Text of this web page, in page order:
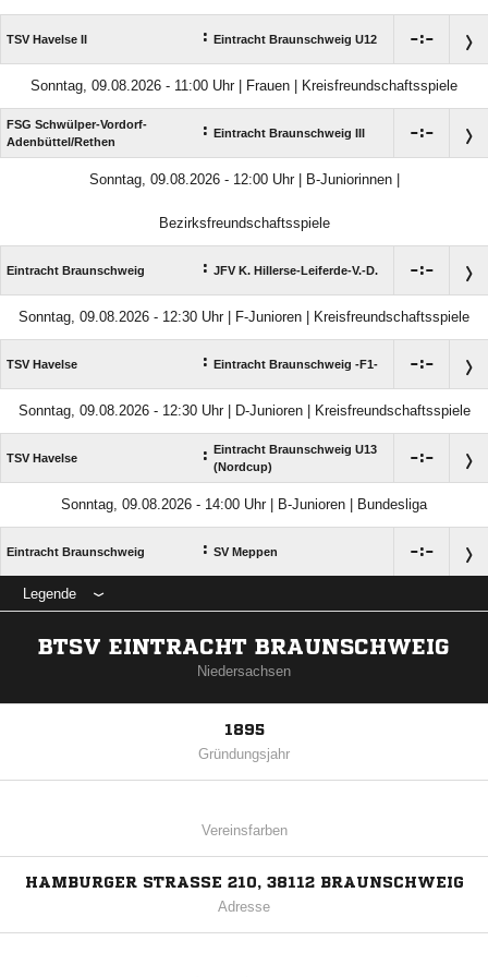
TSV Havelse II : Eintracht Braunschweig U12 :
Sonntag, 09.08.2026 - 11:00 Uhr | Frauen | Kreisfreundschaftsspiele
FSG Schwülper-Vordorf-
Adenbüttel/​Rethen
: Eintracht Braunschweig III :
Sonntag, 09.08.2026 - 12:00 Uhr | B-Juniorinnen |
Bezirksfreundschaftsspiele
Eintracht Braunschweig : JFV K. Hillerse-Leiferde-V.-D. :
Sonntag, 09.08.2026 - 12:30 Uhr | F-Junioren | Kreisfreundschaftsspiele
TSV Havelse : Eintracht Braunschweig -F1- :
Sonntag, 09.08.2026 - 12:30 Uhr | D-Junioren | Kreisfreundschaftsspiele
TSV Havelse : Eintracht Braunschweig U13
(Nordcup)
:
Sonntag, 09.08.2026 - 14:00 Uhr | B-Junioren | Bundesliga
Eintracht Braunschweig : SV Meppen :
Legende
BTSV EINTRACHT BRAUNSCHWEIG
Niedersachsen
1895
Gründungsjahr
Vereinsfarben
HAMBURGER STRASSE 210, 38112 BRAUNSCHWEIG
Adresse